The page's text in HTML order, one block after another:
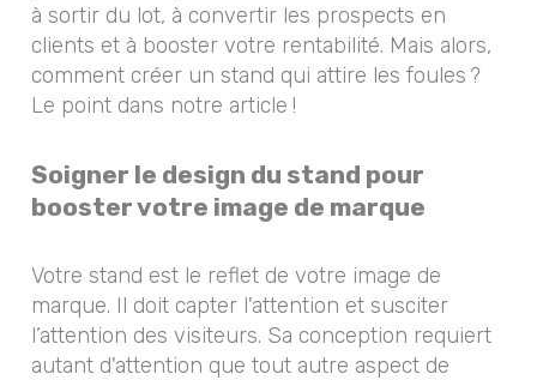
à sortir du lot, à convertir les prospects en
clients et à booster votre rentabilité. Mais alors,
comment créer un stand qui attire les foules ?
Le point dans notre article !
Soigner le design du stand pour
booster votre image de marque
Votre stand est le reflet de votre image de
marque. Il doit capter l'attention et susciter
l’attention des visiteurs. Sa conception requiert
autant d'attention que tout autre aspect de